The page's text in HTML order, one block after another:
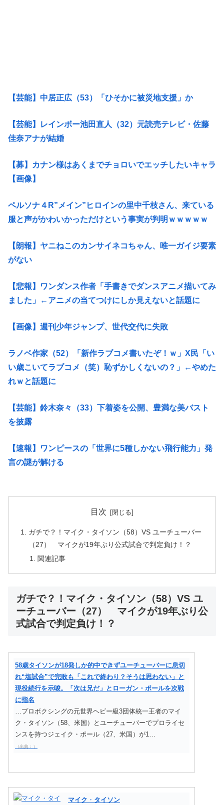
【芸能】中居正広（53）「ひそかに被災地支援」か
【芸能】レインボー池田直人（32）元読売テレビ・佐藤
佳奈アナが結婚
【募】カナン様はあくまでチョロいでエッチしたいキャラ
【画像】
ペルソナ４R”メイン”ヒロインの里中千枝さん、来ている
服と声がかわいかっただけという事実が判明ｗｗｗｗｗ
【朗報】ヤニねこのカンサイネコちゃん、唯一ガイジ要素
がない
【悲報】ワンダンス作者「手書きでダンスアニメ描いてみ
ました」←アニメの当てつけにしか見えないと話題に
【画像】週刊少年ジャンプ、世代交代に失敗
ラノベ作家（52）「新作ラブコメ書いたぞ！ｗ」X民「い
い歳こいてラブコメ（笑）恥ずかしくないの？」←やめた
れｗと話題に
【芸能】鈴木奈々（33）下着姿を公開、豊満な美バスト
を披露
【速報】ワンピースの「世界に5種しかない飛行能力」発
言の謎が解ける
目次
ガチで？！マイク・タイソン（58）VS ユーチューバー
（27） マイクが19年ぶり公式試合で判定負け！？
関連記事
ガチで？！マイク・タイソン（58）VS ユ
ーチューバー（27） マイクが19年ぶり公
式試合で判定負け！？
58歳タイソンが18発しか的中できずユーチューバーに息切
れ“塩試合”で完敗も「これで終わり？そうは思わない」と
現役続行を示唆。「次は兄だ」とローガン・ポールを次戦
に指名
…プロボクシングの元世界ヘビー級3団体統一王者のマイ
ク・タイソン（58、米国）とユーチューバーでプロライセ
ンスを持つジェイク・ポール（27、米国）が1…
（出典：）
マイク ・ タイソン